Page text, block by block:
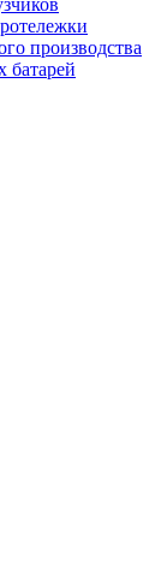
производства
батарей